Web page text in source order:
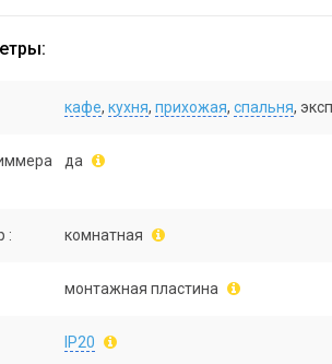
кафе,кухня,прихожая,спальня,
да
: комнатная
монтажная пластина
IP20